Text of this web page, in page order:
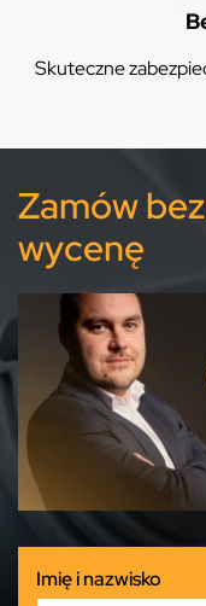
Skuteczne
Zamów
wycenę
Imię i nazwisko